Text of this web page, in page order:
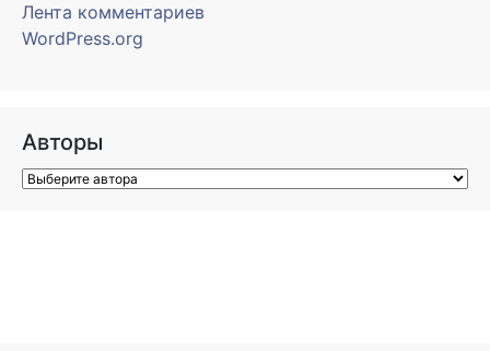
Лента комментариев
WordPress.org
Авторы